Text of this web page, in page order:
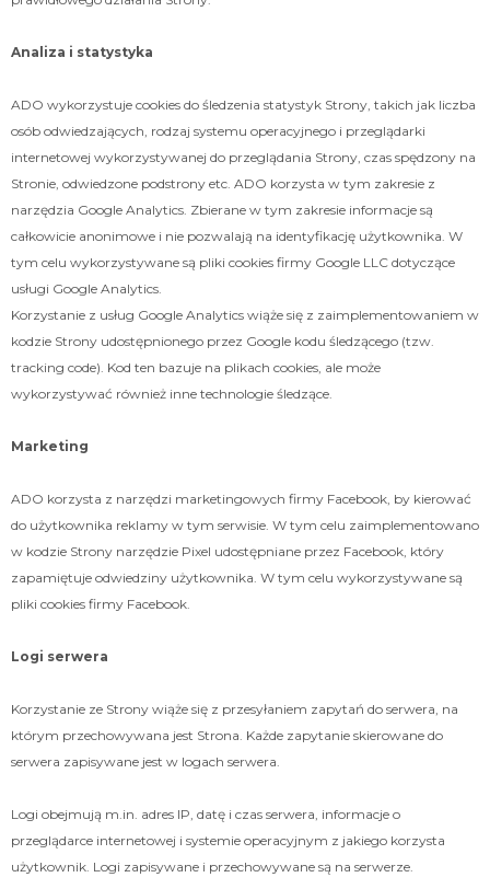
Analiza i statystyka
ADO wykorzystuje cookies do śledzenia statystyk Strony, takich jak liczba
osób odwiedzających, rodzaj systemu operacyjnego i przeglądarki
internetowej wykorzystywanej do przeglądania Strony, czas spędzony na
Stronie, odwiedzone podstrony etc. ADO korzysta w tym zakresie z
narzędzia Google Analytics. Zbierane w tym zakresie informacje są
całkowicie anonimowe i nie pozwalają na identyfikację użytkownika. W
tym celu wykorzystywane są pliki cookies firmy Google LLC dotyczące
usługi Google Analytics.
Korzystanie z usług Google Analytics wiąże się z zaimplementowaniem w
kodzie Strony udostępnionego przez Google kodu śledzącego (tzw.
tracking code). Kod ten bazuje na plikach cookies, ale może
wykorzystywać również inne technologie śledzące.
Marketing
ADO korzysta z narzędzi marketingowych firmy Facebook, by kierować
do użytkownika reklamy w tym serwisie. W tym celu zaimplementowano
w kodzie Strony narzędzie Pixel udostępniane przez Facebook, który
zapamiętuje odwiedziny użytkownika. W tym celu wykorzystywane są
pliki cookies firmy Facebook.
Logi serwera
Korzystanie ze Strony wiąże się z przesyłaniem zapytań do serwera, na
którym przechowywana jest Strona. Każde zapytanie skierowane do
serwera zapisywane jest w logach serwera.
Logi obejmują m.in. adres IP, datę i czas serwera, informacje o
przeglądarce internetowej i systemie operacyjnym z jakiego korzysta
użytkownik. Logi zapisywane i przechowywane są na serwerze.